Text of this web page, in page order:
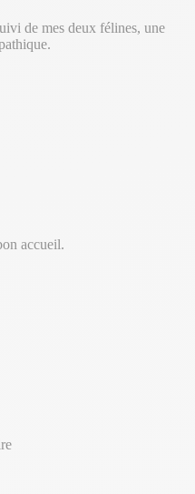
de mes deux félines, une
accueil.